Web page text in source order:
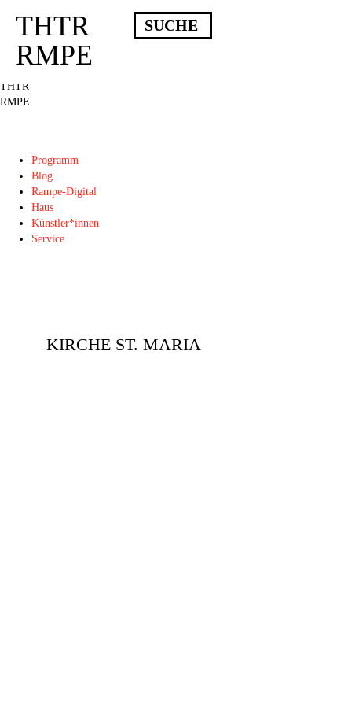
Deprecated : Die Funktion post_permalink ist seit Version 4.4.0 veraltet!
Verwende stattdessen get_permalink(). in
/homepages/10/d43051023/htdocs/wordpress/wp-includes/functions.php
THTR
RMPE
Programm
Blog
Rampe-Digital
Haus
Künstler*innen
Service
THTR
RMPE
KIRCHE ST. MARIA